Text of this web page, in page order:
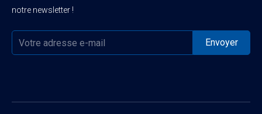
notre newsletter !